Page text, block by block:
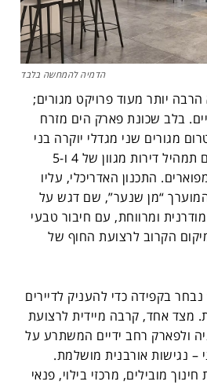
הדמיה להמחשה בלבד
הרבה יותר מעוד פרויקט מגורים;
בלב שכונת פארק הים מזרח
מגורים שני מגדלי יוקרה בני
19 ו-20 קומות, המציעים תמהיל דירות מגוון של 4 ו-5
התכנון האדריכלי, עליו
“מן שנער”, שם דגש על
ומרווחת, עם חיבור טבעי
הקרוב לרצועת החוף של
בקפידה כדי להעניק לדיירים
מצד אחד, קרבה מיידית לרצועת
ולפארק רחב ידיים המשתרע על
שני – נגישות אורבנית מושלמת.
מובילים, מרכזי בילוי, פנאי